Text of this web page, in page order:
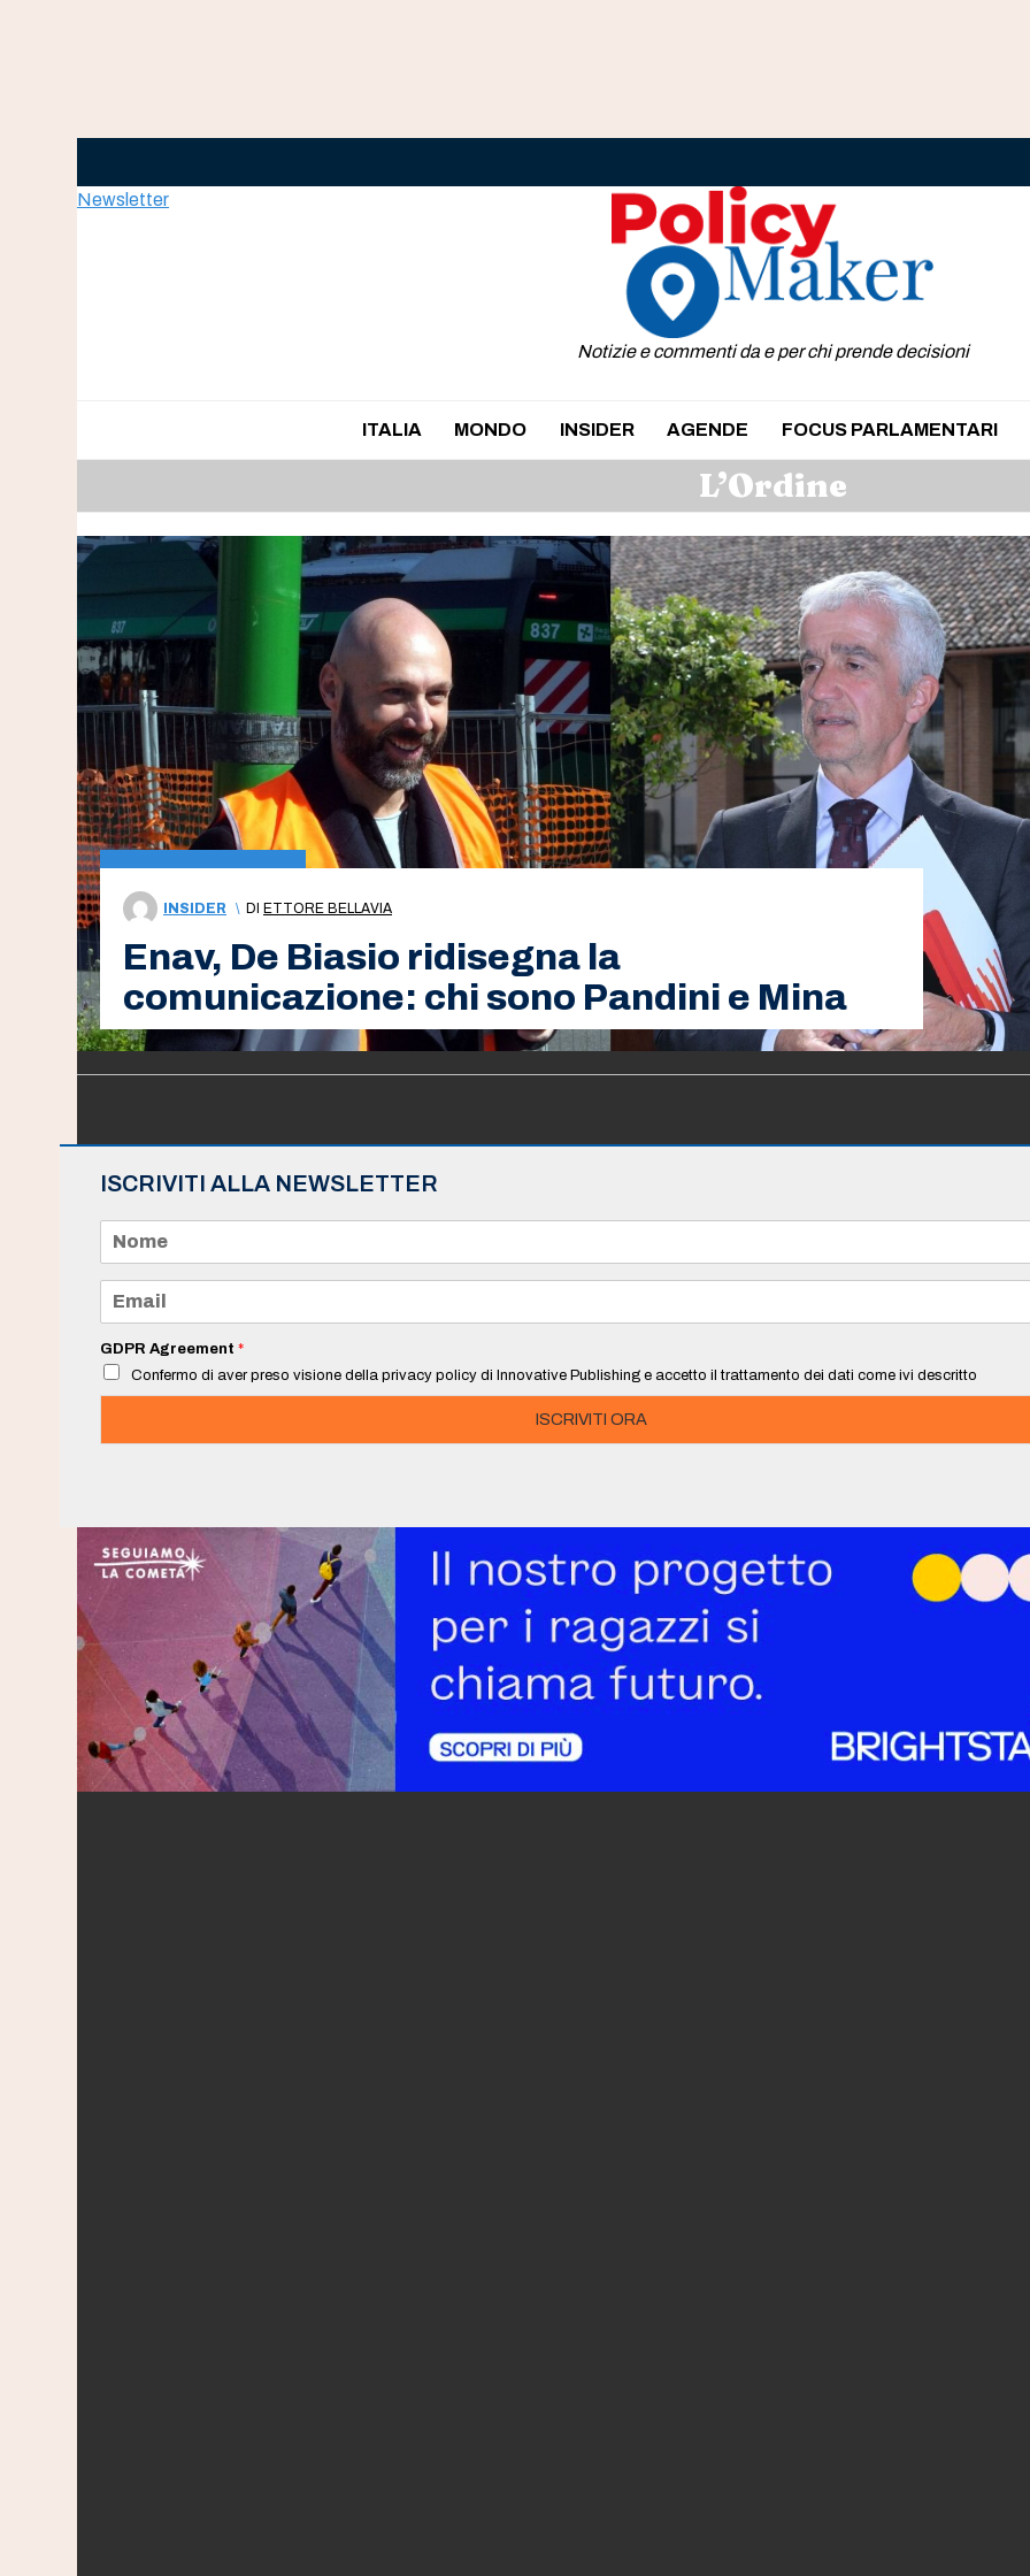
Newsletter
Notizie e commenti da e per chi prende decisioni
ITALIA MONDO INSIDER AGENDE FOCUS PARLAMENTARI
L’Ordine
INSIDER \ DI ETTORE BELLAVIA
Enav, De Biasio ridisegna la
comunicazione: chi sono Pandini e Mina
ISCRIVITI ALLA NEWSLETTER
m
e
a
i
*
GDPR Agreement *
Confermo di aver preso visione della privacy policy di Innovative Publishing e accetto il trattamento dei dati come ivi descritto
ISCRIVITI ORA